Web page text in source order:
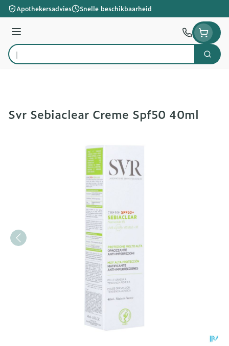
Ga naar de inhoud
Apothekersadvies Snelle beschikbaarheid
Menu
Product, merk, categorie...
Zoek
Svr Sebiaclear Creme Spf50 40ml